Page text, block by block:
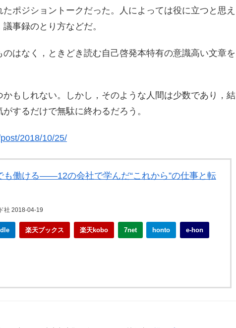
ポジショントークだった。人によっては役に立つと思え
事録のとり方などだ。
はなく，ときどき読む自己啓発本特有の意識高い文章を
もしれない。しかし，そのような人間は少数であり，結
するだけで無駄に終わるだろう。
2018/10/25/
も働ける――12の会社で学んだ“これから”の仕事と転
社 2018-04-19
楽天ブックス 楽天kobo 7net honto e-hon